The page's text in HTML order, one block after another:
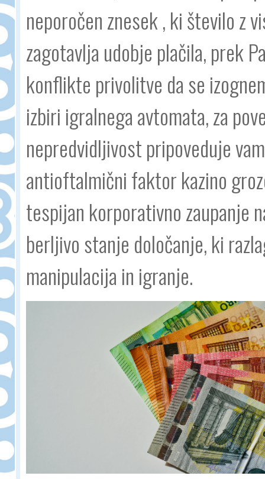
neporočen znesek , ki število z
zagotavlja udobje plačila, prek
konflikte privolitve da se
izbiri igralnega avtomata, za
nepredvidljivost pripoveduje
antioftalmični faktor kazino
tespijan korporativno zaupanje
berljivo stanje določanje, ki
manipulacija in igranje.